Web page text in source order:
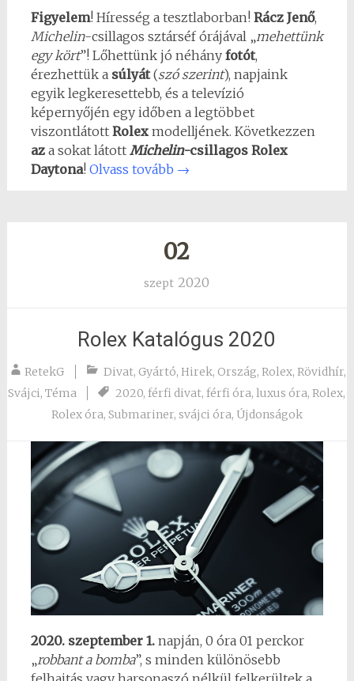
Figyelem! Híresség a tesztlaborban! Rácz Jenő,
Michelin-csillagos sztárséf órájával „mehettünk
egy kört”! Lőhettünk jó néhány fotót,
érezhettük a súlyát(szó szerint), napjaink
egyik legkeresettebb, és a televízió
képernyőjén egy időben a legtöbbet
viszontlátott Rolexmodelljének. Következzen
aza sokat látott Michelin-csillagos Rolex
Daytona! Olvass tovább →
02
szept 2020
Rolex Katalógus 2020
RetekG Divat, Gyártó,Hirek, Ország,Rolex,Rövidhír,
Svájci,Téma 2020,férfi divat,férfi óra,luxus óra,Rolex,
Rolex óra, Submariner, svájci óra, Újdonságok
2020. szeptember 1.napján, 0 óra 01 perckor
„robbant a bomba”, s minden különösebb